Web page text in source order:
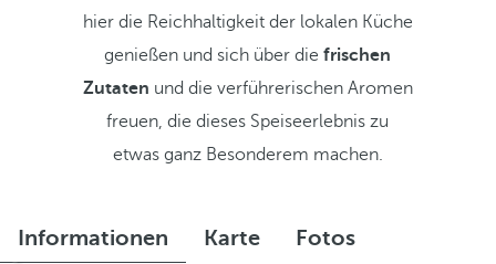
hier die Reichhaltigkeit der lokalen Küche
genießen und sich über diefrischen
Zutaten und die verführerischen Aromen
freuen, die dieses Speiseerlebnis zu
etwas ganz Besonderem machen.
Informationen Karte Fotos